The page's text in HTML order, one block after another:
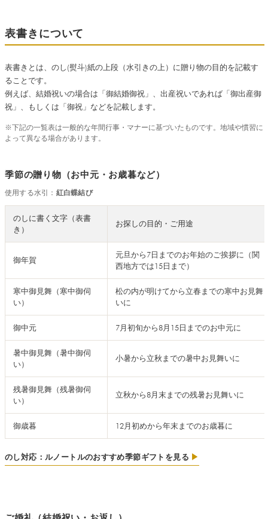
表書きについて
表書きとは、のし(熨斗)紙の上段（水引きの上）に贈り物の目的を記載す
ることです。
例えば、結婚祝いの場合は「御結婚御祝」、出産祝いであれば「御出産御
祝」、もしくは「御祝」などを記載します。
※下記の一覧表は一般的な年間行事・マナーに基づいたものです。地域や慣習に
よって異なる場合があります。
季節の贈り物（お中元・お歳暮など）
使用する水引： 紅白蝶結び
のしに書く文字（表書
き）
お探しの目的・ご用途
御年賀
元旦から7日までのお年始のご挨拶に（関
西地方では15日まで）
寒中御見舞（寒中御伺
い）
松の内が明けてから立春までの寒中お見舞
いに
御中元 7月初旬から8月15日までのお中元に
暑中御見舞（暑中御伺
い）
小暑から立秋までの暑中お見舞いに
残暑御見舞（残暑御伺
い）
立秋から8月末までの残暑お見舞いに
御歳暮 12月初めから年末までのお歳暮に
のし対応：ルノートルのおすすめ季節ギフトを見る ▶